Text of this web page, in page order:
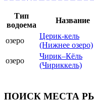
Тип
водоема
Название
озеро
Церик-кель
(Нижнее озеро)
озеро
Чирик–Кёль
(Чириккель)
ПОИСК МЕСТА